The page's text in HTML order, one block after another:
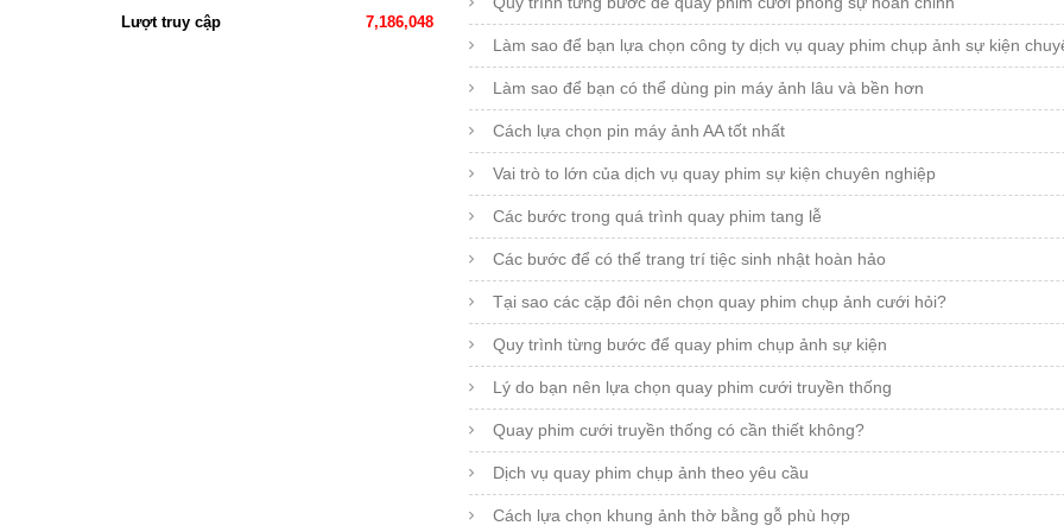
Lượt truy cập 7,186,048
Làm sao để bạn lựa chọn công ty dịch vụ quay phim chụp ảnh sự kiện
Làm sao để bạn có thể dùng pin máy ảnh lâu và bền hơn
Cách lựa chọn pin máy ảnh AA tốt nhất
Vai trò to lớn của dịch vụ quay phim sự kiện chuyên nghiệp
Các bước trong quá trình quay phim tang lễ
Các bước để có thể trang trí tiệc sinh nhật hoàn hảo
Tại sao các cặp đôi nên chọn quay phim chụp ảnh cưới hỏi?
Quy trình từng bước để quay phim chụp ảnh sự kiện
Lý do bạn nên lựa chọn quay phim cưới truyền thống
Quay phim cưới truyền thống có cần thiết không?
Dịch vụ quay phim chụp ảnh theo yêu cầu
Cách lựa chọn khung ảnh thờ bằng gỗ phù hợp